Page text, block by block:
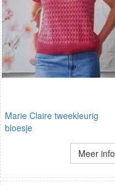
Marie Claire tweekleurig
bloesje
Meer info